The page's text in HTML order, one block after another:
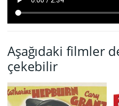
Aşağıdaki filmler
çekebilir